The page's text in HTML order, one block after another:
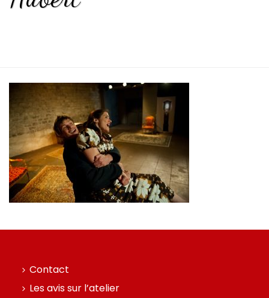
Contact
Les avis sur l’atelier